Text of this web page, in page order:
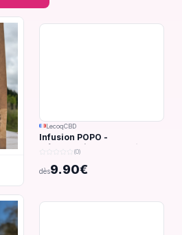
LecoqCBD
Infusion POPO -
Inflammations du système
digestif - 32g
(0)
dès9.90€